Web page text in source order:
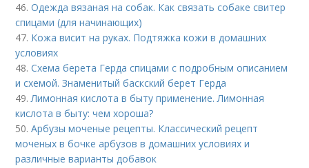
46.Одежда вязаная на собак. Как связать собаке свитер
спицами (для начинающих)
47. Кожа висит на руках. Подтяжка кожи в домашних
условиях
48.Схема берета Герда спицами с подробным описанием
и схемой. Знаменитый баскский берет Герда
49.Лимонная кислота в быту применение. Лимонная
кислота в быту: чем хороша?
50.Арбузы моченые рецепты. Классический рецепт
моченых в бочке арбузов в домашних условиях и
различные варианты добавок